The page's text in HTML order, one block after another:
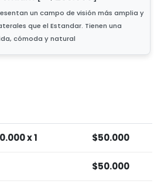
x 1 $50.000
$50.000